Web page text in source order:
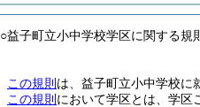
○益子町立小中学校学区に関する規
この規則 は、益子町立小中学校に
この規則 において学区とは、学区